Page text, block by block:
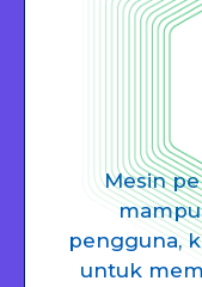
Mesin
pengguna,
untuk